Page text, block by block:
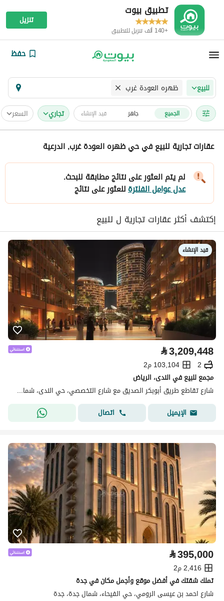
تطبيق بيوت
+140 ألف تنزيل للتطبيق
تنزيل
حفظ
للبيع ظهره العودة غرب
الجميع جاهز قيد الإنشاء تجاري السعر
عقارات تجارية للبيع في حي ظهره العودة غرب, الدرعية
لم يتم العثور على نتائج مطابقة للبحث.
عدل عوامل الفلترةللعثور على نتائج
إكتشف أكثر عقارات تجارية ل للبيع
قيد الإنشاء
⃁3,209,448
2
103,104 م2
مجمع للبيع في الندى، الرياض
شارع تقاطع طريق أبوبكر الصديق مع شارع التخصصي، حي الندى، شمال الرياض، الرياض
الإيميل
اتصال
⃁395,000
2,416 م2
تملك شقتك في أفضل موقع وأجمل مكان في جدة
شارع احمد بن عيسى الرومي، حي الفيحاء، شمال جدة، جدة